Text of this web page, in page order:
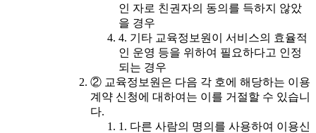
인 자로 친권자의 동의를 득하지 않았
을 경우
4. 기타 교육정보원이 서비스의 효율적
인 운영 등을 위하여 필요하다고 인정
되는 경우
② 교육정보원은 다음 각 호에 해당하는 이용
계약 신청에 대하여는 이를 거절할 수 있습니
다.
1. 다른 사람의 명의를 사용하여 이용신